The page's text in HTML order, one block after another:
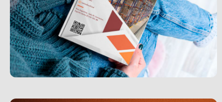
Lorem ipsum dolor adipiscing elit.
$145.00